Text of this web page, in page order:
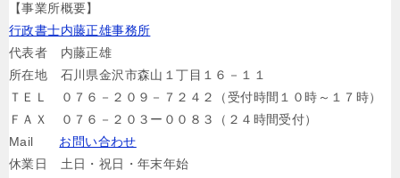
【事業所概要】
行政書士内藤正雄事務所
代表者 内藤正雄
所在地 石川県金沢市森山１丁目１６－１１
ＴＥＬ ０７６－２０９－７２４２（受付時間１０時～１７時）
ＦＡＸ ０７６－２０３ー００８３（２４時間受付）
Mail お問い合わせ
休業日 土日・祝日・年末年始